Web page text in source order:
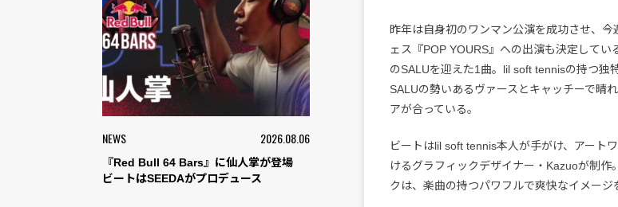
NEWS 2026.08.06
『Red Bull 64 Bars』に仙人掌が登場
ビートはSEEDAがプロデュース
昨年は自身初のワンマン公演を成功させ、
ェス『POP YOURS』への出演も決定して
のSALUを迎えた1曲。lil soft tennisの持つ独
SALUの勢いあるヴァースとキャッチーで晴
アが合っている。
ビートはlil soft tennis本人が手がけ、アート
けるグラフィックデザイナー・Kazuoが制
クは、楽曲の持つパワフルで爽快なイメージ